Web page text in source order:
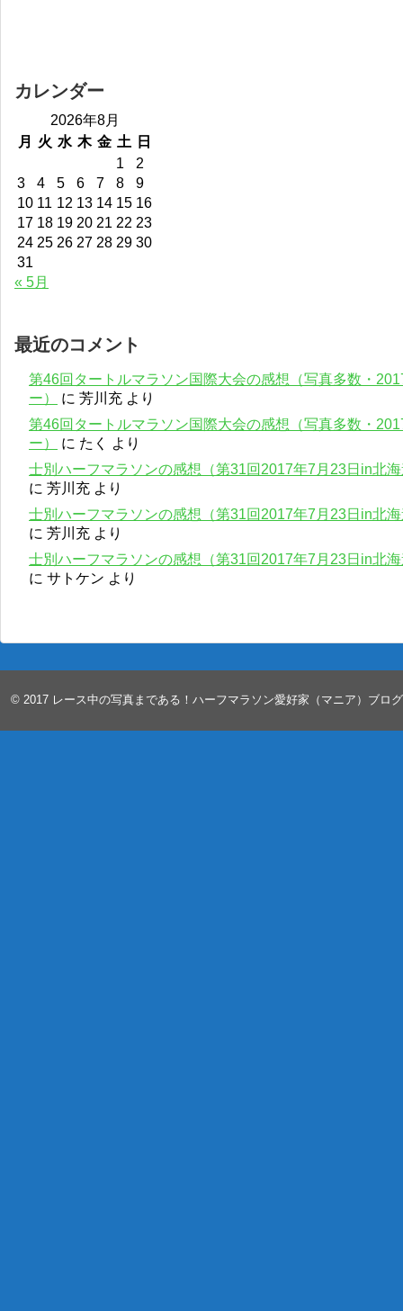
カレンダー
2026年8月
月
火 水 木 金 土
日
1
2
3
4 5 6 7 8
9
10 11 12 13 14 15 16
17 18 19 20 21 22 23
24 25 26 27 28 29 30
31
« 5月
最近のコメント
第46回タートルマラソン国際大会の感想（写真多数・
ー）
に 芳川充 より
第46回タートルマラソン国際大会の感想（写真多数・
ー）
に たく
より
士別ハーフマラソンの感想（第31回2017年7月23日in北
に 芳川充 より
士別ハーフマラソンの感想（第31回2017年7月23日in北
に 芳川充 より
士別ハーフマラソンの感想（第31回2017年7月23日in北
に サトケン より
© 2017 レース中の写真まである！ハーフマラソン愛好家（マニア）ブロ